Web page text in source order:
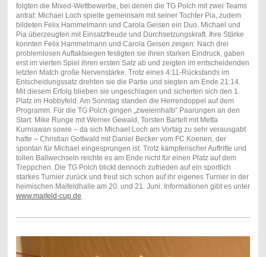
folgten die Mixed-Wettbewerbe, bei denen die TG Polch mit zwei Teams
antrat: Michael Loch spielte gemeinsam mit seiner Tochter Pia, zudem
bildeten Felix Hammelmann und Carola Geisen ein Duo. Michael und
Pia überzeugten mit Einsatzfreude und Durchsetzungskraft. Ihre Stärke
konnten Felix Hammelmann und Carola Geisen zeigen: Nach drei
problemlosen Auftaktsiegen festigten sie ihren starken Eindruck, gaben
erst im vierten Spiel ihren ersten Satz ab und zeigten im entscheidenden
letzten Match große Nervenstärke. Trotz eines 4:11-Rückstands im
Entscheidungssatz drehten sie die Partie und siegten am Ende 21:14.
Mit diesem Erfolg blieben sie ungeschlagen und sicherten sich den 1.
Platz im Hobbyfeld. Am Sonntag standen die Herrendoppel auf dem
Programm. Für die TG Polch gingen „zweieinhalb“ Paarungen an den
Start: Mike Runge mit Werner Gewald, Torsten Bartelt mit Metta
Kurniawan sowie – da sich Michael Loch am Vortag zu sehr verausgabt
hatte – Christian Gottwald mit Daniel Becker vom FC Koenen, der
spontan für Michael eingesprungen ist. Trotz kämpferischer Auftritte und
tollen Ballwechseln reichte es am Ende nicht für einen Platz auf dem
Treppchen. Die TG Polch blickt dennoch zufrieden auf ein sportlich
starkes Turnier zurück und freut sich schon auf ihr eigenes Turnier in der
heimischen Maifeldhalle am 20. und 21. Juni. Informationen gibt es unter
www.maifeld-cup.de